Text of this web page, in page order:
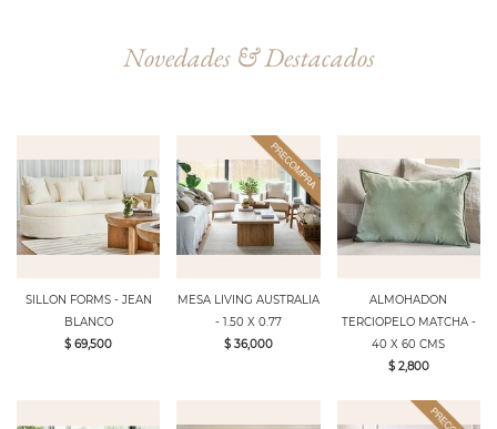
Novedades & Destacados
SILLON FORMS - JEAN
BLANCO
$ 69,500
MESA LIVING AUSTRALIA
- 1.50 X 0.77
$ 36,000
ALMOHADON
TERCIOPELO MATCHA -
40 X 60 CMS
$ 2,800